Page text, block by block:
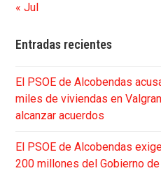
« Jul
Entradas recientes
El PSOE de Alcobendas
miles de viviendas en
alcanzar acuerdos
El PSOE de Alcobendas
200 millones del Gobierno